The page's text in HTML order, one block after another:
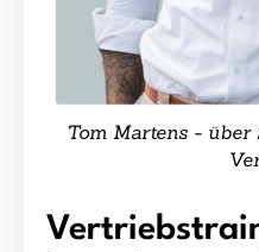
Tom Martens -